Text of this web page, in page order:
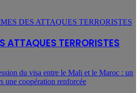
ATTAQUES TERRORISTES